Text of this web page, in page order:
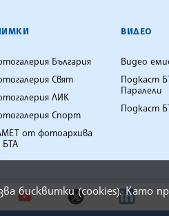
България
Свят
ЛИК
Спорт
от фотоархива
БТА
ВИДЕО
Видео
Подкаст
Паралели
Подкаст
бисквитки (cookies).